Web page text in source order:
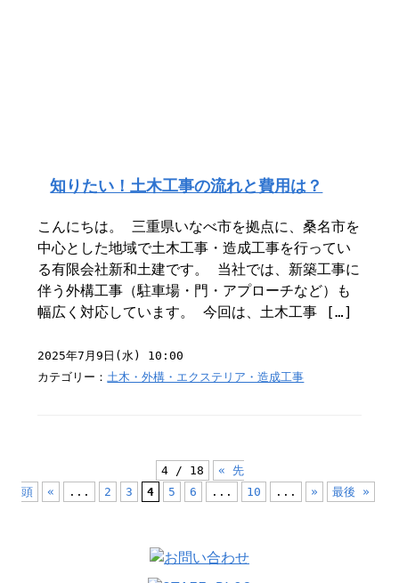
知りたい！土木工事の流れと費用は？
こんにちは。 三重県いなべ市を拠点に、桑名市を
中心とした地域で土木工事・造成工事を行ってい
る有限会社新和土建です。 当社では、新築工事に
伴う外構工事（駐車場・門・アプローチなど）も
幅広く対応しています。 今回は、土木工事 […]
2025年7月9日(水) 10:00
カテゴリー：土木・外構・エクステリア・造成工事
4 / 18
« 先
頭
« ... 2 3 4 5 6 ... 10 ... » 最後 »